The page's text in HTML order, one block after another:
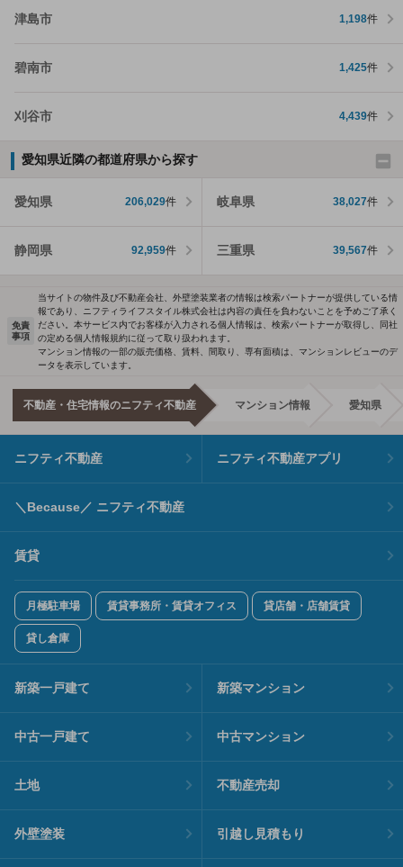
津島市 1,198件
碧南市 1,425件
刈谷市 4,439件
愛知県近隣の都道府県から探す
愛知県 206,029件 岐阜県 38,027件
静岡県 92,959件 三重県 39,567件
免責
事項
当サイトの物件及び不動産会社、外壁塗装業者の情報は検索パートナーが提供している情
報であり、ニフティライフスタイル株式会社は内容の責任を負わないことを予めご了承く
ださい。本サービス内でお客様が入力される個人情報は、検索パートナーが取得し、同社
の定める個人情報規約に従って取り扱われます。
マンション情報の一部の販売価格、賃料、間取り、専有面積は、マンションレビューのデ
ータを表示しています。
不動産・住宅情報のニフティ不動産 マンション情報 愛知県
ニフティ不動産 ニフティ不動産アプリ
＼Because／ ニフティ不動産
賃貸
月極駐車場 賃貸事務所・賃貸オフィス 貸店舗・店舗賃貸
貸し倉庫
新築一戸建て 新築マンション
中古一戸建て 中古マンション
土地 不動産売却
外壁塗装 引越し見積もり